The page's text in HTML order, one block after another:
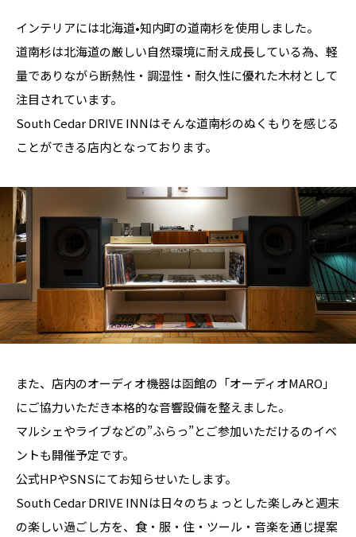
インテリアには北海道•知内町の道南杉を使用しました。
道南杉は北海道の厳しい自然環境に耐え成長している為、 軽
量でありながら断熱性・調湿性・耐久性に優れた木材として
注目されています。
South Cedar DRIVE INNはそんな道南杉のぬくもりを感じる
ことができる店内となっております。
また、店内のオーディオ機器は函館の「オーディオMARO」
にご協力いただき本格的な音響設備を整えました。
マルシェやライブなどの”ふらっ”とご参加いただけるのイベ
ントも開催予定です。
公式HPやSNSにてお知らせいたします。
South Cedar DRIVE INNは日々のちょっとした楽しみと週末
の楽しい過ごし方を、 食・服・住・ツール・音楽を通じ提案